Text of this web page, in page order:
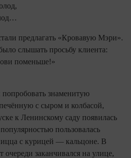
предлагать «Кровавую Мэри».
слышать просьбу клиента:
поменьше!»
знаменитую
с сыром и колбасой,
к Ленинскому саду появилась
пользовалась
с курицей — кальцоне. В
заканчивался на улице,